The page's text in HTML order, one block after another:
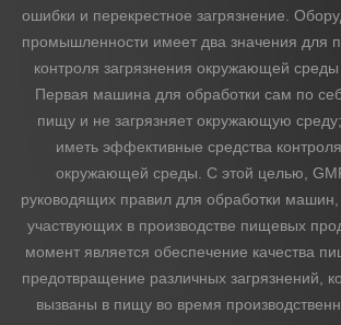
ошибки и перекрестное загрязнение.
промышленности имеет два значения для
контроля загрязнения окружающей среды
Первая машина для обработки сам по
пищу и не загрязняет окружающую
иметь эффективные средства
окружающей среды. С этой целью,
руководящих правил для обработки машин,
участвующих в производстве пищевых
момент является обеспечение качества
предотвращение различных загрязнений,
вызваны в пищу во время